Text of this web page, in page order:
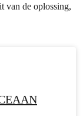
van de oplossing,